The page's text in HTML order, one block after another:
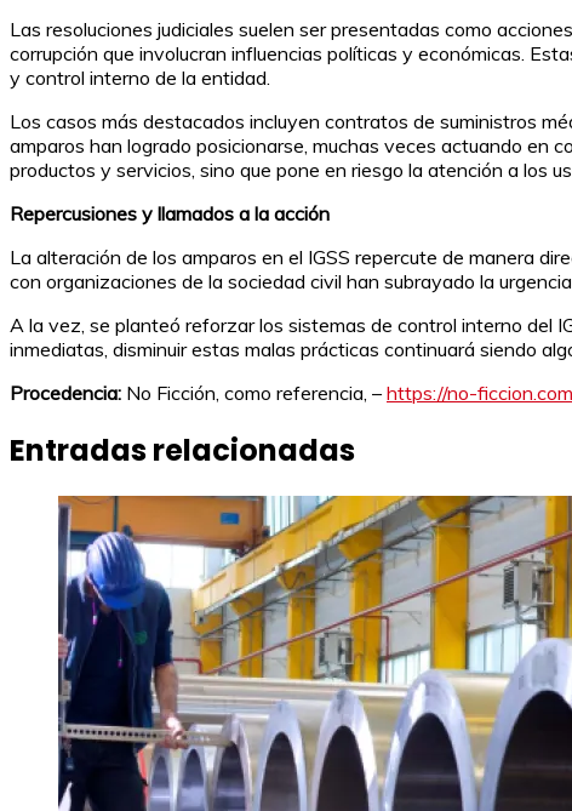
Las resoluciones judiciales suelen ser presentadas como
corrupción que involucran influencias políticas y económicas.
y control interno de la entidad.
Los casos más destacados incluyen contratos de suministros
amparos han logrado posicionarse, muchas veces actuando en
productos y servicios, sino que pone en riesgo la atención a los
Repercusiones y llamados a la acción
La alteración de los amparos en el IGSS repercute de manera
con organizaciones de la sociedad civil han subrayado la
A la vez, se planteó reforzar los sistemas de control interno del
inmediatas, disminuir estas malas prácticas continuará siendo
Procedencia: No Ficción, como referencia, – https://no-
Entradas relacionadas